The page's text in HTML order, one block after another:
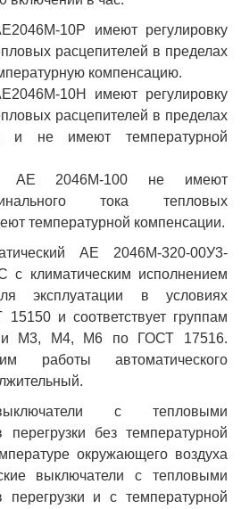
10Р имеют регулировку
расцепителей в пределах
компенсацию.
10Н имеют регулировку
расцепителей в пределах
не имеют температурной
АЕ 2046М-100 не имеют
тока тепловых
температурной компенсации.
АЕ 2046М-320-00У3-
с климатическим исполнением
эксплуатации в условиях
и соответствует группам
М3, М4, М6 по ГОСТ 17516.
работы автоматического
с тепловыми
перегрузки без температурной
окружающего воздуха
выключатели с тепловыми
перегрузки и с температурной